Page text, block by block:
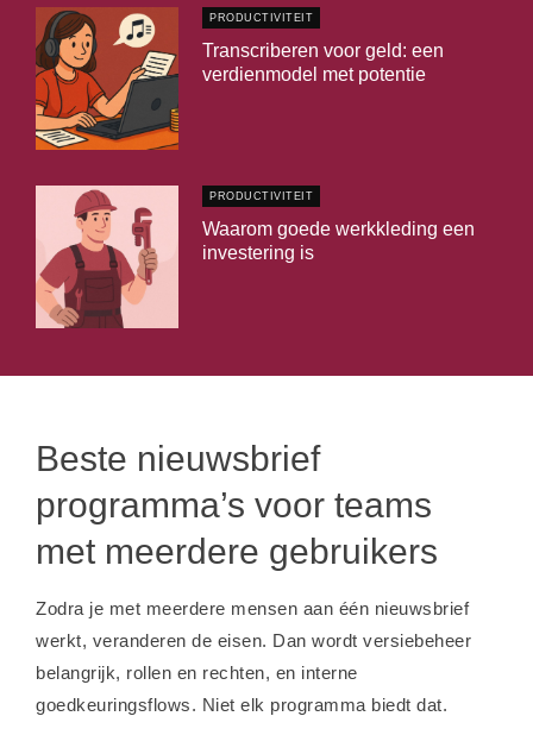
PRODUCTIVITEIT
Transcriberen voor geld: een
verdienmodel met potentie
PRODUCTIVITEIT
Waarom goede werkkleding een
investering is
Beste nieuwsbrief
programma’s voor teams
met meerdere gebruikers
Zodra je met meerdere mensen aan één nieuwsbrief
werkt, veranderen de eisen. Dan wordt versiebeheer
belangrijk, rollen en rechten, en interne
goedkeuringsflows. Niet elk programma biedt dat.